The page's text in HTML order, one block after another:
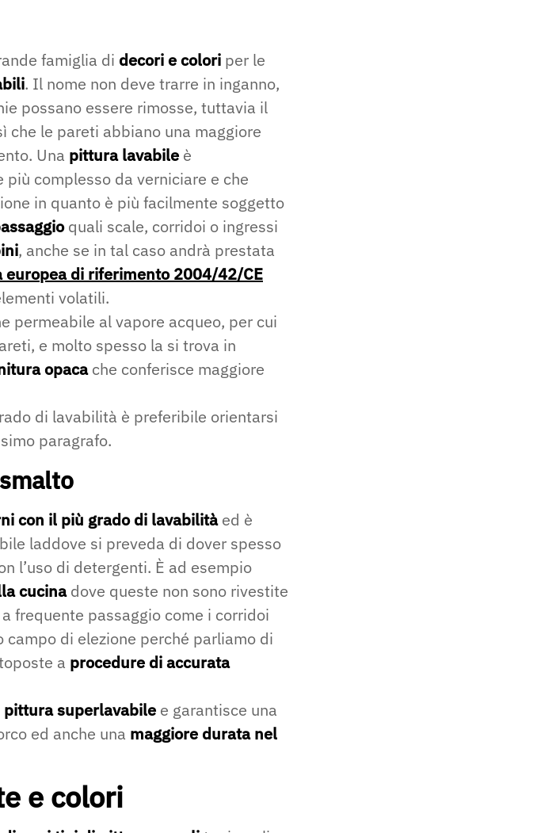
famiglia di decori e colori per le
. Il nome non deve trarre in inganno,
possano essere rimosse, tuttavia il
che le pareti abbiano una maggiore
Una pittura lavabile è
complesso da verniciare e che
in quanto è più facilmente soggetto
quali scale, corridoi o ingressi
, anche se in tal caso andrà prestata
europea di riferimento 2004/42/CE
volatili.
permeabile al vapore acqueo, per cui
e molto spesso la si trova in
opacache conferisce maggiore
di lavabilità è preferibile orientarsi
paragrafo.
con il più grado di lavabilitàed è
laddove si preveda di dover spesso
l’uso di detergenti. È ad esempio
cucinadove queste non sono rivestite
frequente passaggio come i corridoi
di elezione perché parliamo di
a procedure di accurata
pittura superlavabile e garantisce una
ed anche una maggiore durata nel
e colori